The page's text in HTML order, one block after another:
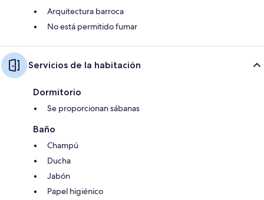
Arquitectura barroca
No está permitido fumar
Servicios de la habitación
Dormitorio
Se proporcionan sábanas
Baño
Champú
Ducha
Jabón
Papel higiénico